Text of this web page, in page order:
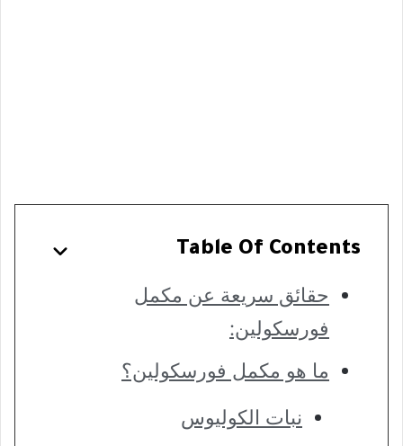
Table Of Contents
حقائق سريعة عن مكمل
فورسكولين:
ما هو مكمل فورسكولين؟
نبات الكوليوس